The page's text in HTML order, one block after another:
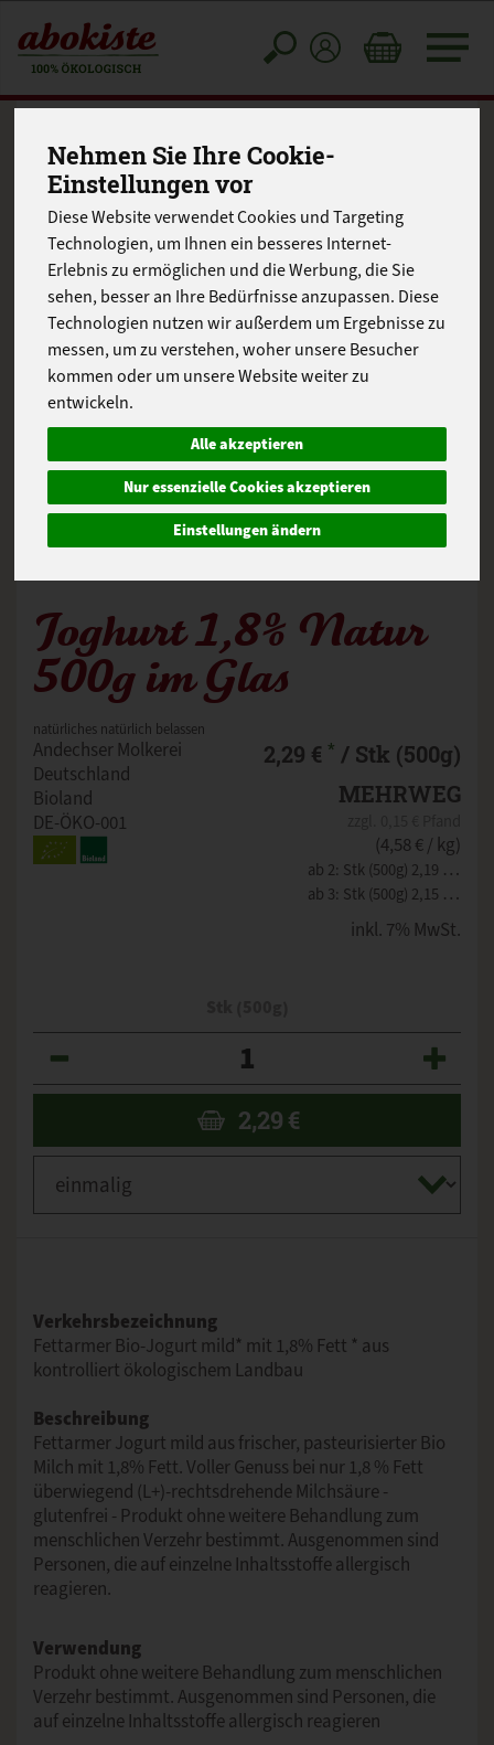
Nehmen Sie Ihre Cookie-
Einstellungen vor
Diese Website verwendet Cookies und Targeting
Technologien, um Ihnen ein besseres Internet-
Erlebnis zu ermöglichen und die Werbung, die Sie
sehen, besser an Ihre Bedürfnisse anzupassen. Diese
Technologien nutzen wir außerdem um Ergebnisse zu
messen, um zu verstehen, woher unsere Besucher
kommen oder um unsere Website weiter zu
entwickeln.
Alle akzeptieren
Nur essenzielle Cookies akzeptieren
Einstellungen ändern
Joghurt 1,8% Natur
500g im Glas
natürliches natürlich belassen
Andechser Molkerei
Deutschland
Bioland
DE-ÖKO-001
2,29 € * / Stk (500g)
MEHRWEG
(4,58 € / kg)
ab 2: Stk (500g) 2,19 € (4,38 € / kg)
ab 3: Stk (500g) 2,15 € (4,30 € / kg)
inkl. 7% MwSt.
2,29 €
Verkehrsbezeichnung
Fettarmer Bio-Jogurt mild* mit 1,8% Fett * aus
kontrolliert ökologischem Landbau
Beschreibung
Fettarmer Jogurt mild aus frischer, pasteurisierter Bio
Milch mit 1,8% Fett. Voller Genuss bei nur 1,8 % Fett
überwiegend (L+)-rechtsdrehende Milchsäure -
glutenfrei - Produkt ohne weitere Behandlung zum
menschlichen Verzehr bestimmt. Ausgenommen sind
Personen, die auf einzelne Inhaltsstoffe allergisch
reagieren.
Verwendung
Produkt ohne weitere Behandlung zum menschlichen
Verzehr bestimmt. Ausgenommen sind Personen, die
auf einzelne Inhaltsstoffe allergisch reagieren
Toggle
cart